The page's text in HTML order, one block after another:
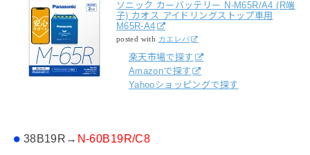
ソニック カーバッテリー N-M65R/A4 (R端
子) カオス アイドリングストップ車用
M65R-A4
posted with カエレバ
楽天市場で探す
Amazonで探す
Yahooショッピングで探す
38B19R→ N-60B19R/C8